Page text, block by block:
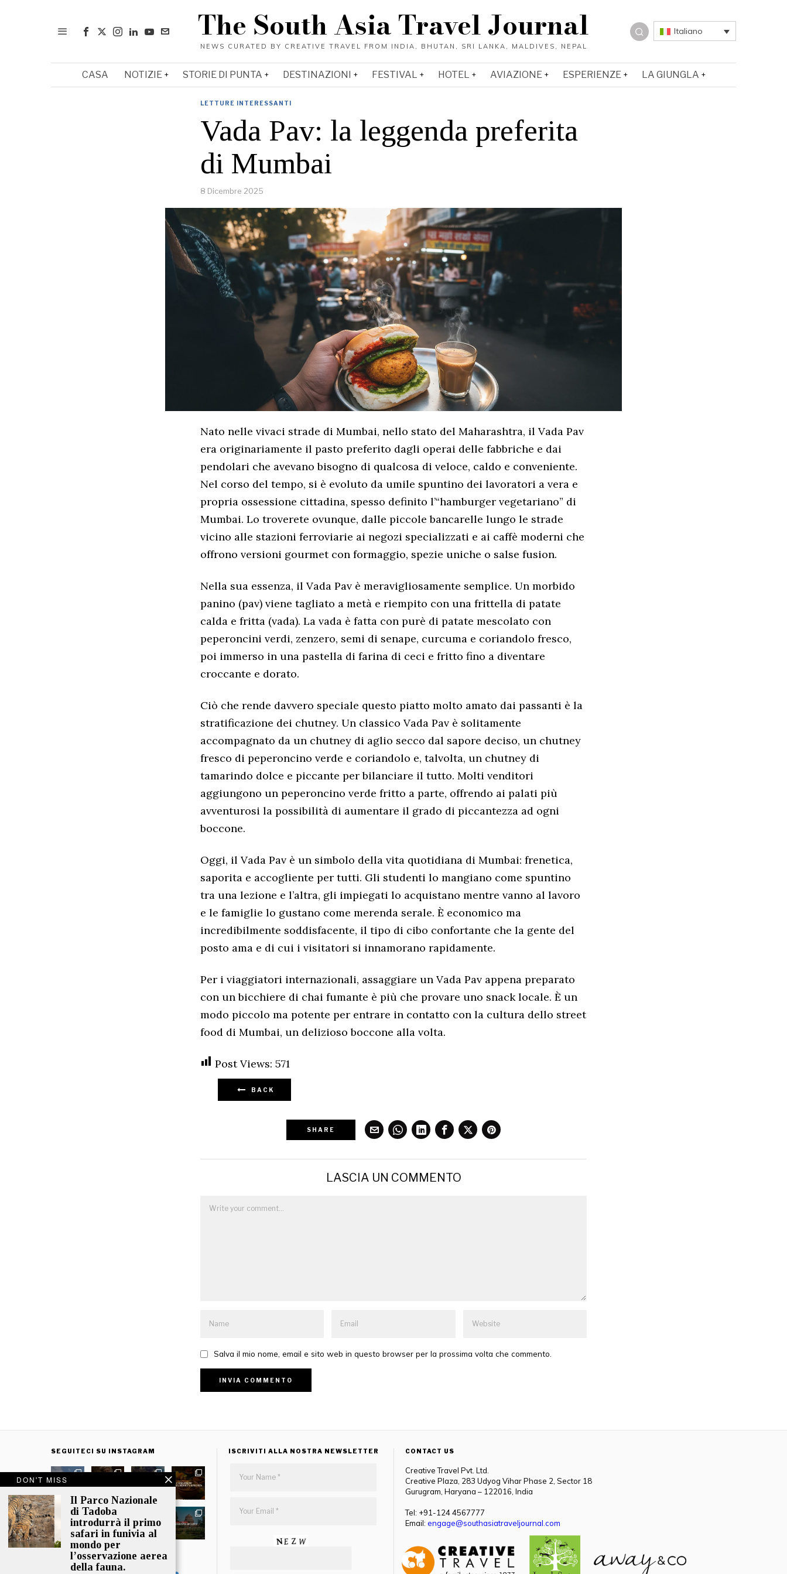
Italiano
The South Asia Travel Journal
CASA NOTIZIE STORIE DI PUNTA DESTINAZIONI FESTIVAL HOTEL AVIAZIONE ESPERIENZE LA GIUNGLA
LETTURE INTERESSANTI
Vada Pav: la leggenda preferita
di Mumbai
8 Dicembre 2025
Nato nelle vivaci strade di Mumbai, nello stato del Maharashtra, il Vada Pav
era originariamente il pasto preferito dagli operai delle fabbriche e dai
pendolari che avevano bisogno di qualcosa di veloce, caldo e conveniente.
Nel corso del tempo, si è evoluto da umile spuntino dei lavoratori a vera e
propria ossessione cittadina, spesso definito l’“hamburger vegetariano” di
Mumbai. Lo troverete ovunque, dalle piccole bancarelle lungo le strade
vicino alle stazioni ferroviarie ai negozi specializzati e ai caffè moderni che
offrono versioni gourmet con formaggio, spezie uniche o salse fusion.
Nella sua essenza, il Vada Pav è meravigliosamente semplice. Un morbido
panino (pav) viene tagliato a metà e riempito con una frittella di patate
calda e fritta (vada). La vada è fatta con purè di patate mescolato con
peperoncini verdi, zenzero, semi di senape, curcuma e coriandolo fresco,
poi immerso in una pastella di farina di ceci e fritto fino a diventare
croccante e dorato.
Ciò che rende davvero speciale questo piatto molto amato dai passanti è la
stratificazione dei chutney. Un classico Vada Pav è solitamente
accompagnato da un chutney di aglio secco dal sapore deciso, un chutney
fresco di peperoncino verde e coriandolo e, talvolta, un chutney di
tamarindo dolce e piccante per bilanciare il tutto. Molti venditori
aggiungono un peperoncino verde fritto a parte, offrendo ai palati più
avventurosi la possibilità di aumentare il grado di piccantezza ad ogni
boccone.
Oggi, il Vada Pav è un simbolo della vita quotidiana di Mumbai: frenetica,
saporita e accogliente per tutti. Gli studenti lo mangiano come spuntino
tra una lezione e l’altra, gli impiegati lo acquistano mentre vanno al lavoro
e le famiglie lo gustano come merenda serale. È economico ma
incredibilmente soddisfacente, il tipo di cibo confortante che la gente del
posto ama e di cui i visitatori si innamorano rapidamente.
Per i viaggiatori internazionali, assaggiare un Vada Pav appena preparato
con un bicchiere di chai fumante è più che provare uno snack locale. È un
modo piccolo ma potente per entrare in contatto con la cultura dello street
food di Mumbai, un delizioso boccone alla volta.
Post Views: 571
BACK
SHARE
LASCIA UN COMMENTO
Salva il mio nome, email e sito web in questo browser per la prossima volta che commento.
SEGUITECI SU INSTAGRAM
CARICA ALTRO
ISCRIVITI ALLA NOSTRA NEWSLETTER CONTACT US
Creative Travel Pvt. Ltd.
Creative Plaza, 283 Udyog Vihar Phase 2, Sector 18
Gurugram, Haryana – 122016, India
Tel: +91-124 4567777
Email: engage@southasiatraveljournal.com
DON'T MISS
Il Parco Nazionale
di Tadoba
introdurrà il primo
safari in funivia al
mondo per
l’osservazione aerea
della fauna.